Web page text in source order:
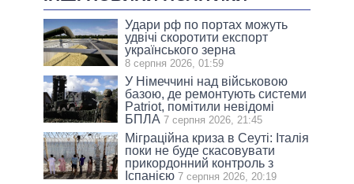
Удари рф по портах можуть
удвічі скоротити експорт
українського зерна
8 серпня 2026, 01:59
У Німеччині над військовою
базою, де ремонтують системи
Patriot, помітили невідомі
БПЛА 7 серпня 2026, 21:45
Міграційна криза в Сеуті: Італія
поки не буде скасовувати
прикордонний контроль з
Іспанією 7 серпня 2026, 20:19